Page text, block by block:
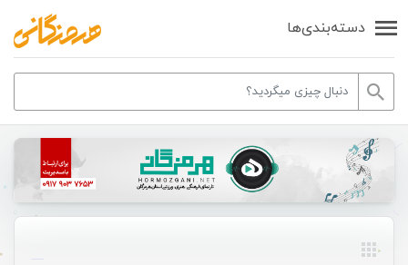
دسته‌بندی‌ها